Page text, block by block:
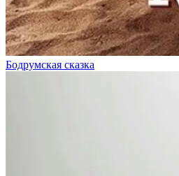
Бодрумская сказка